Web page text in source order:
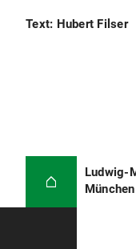
Text: Hubert Filser
Ludwig-
München